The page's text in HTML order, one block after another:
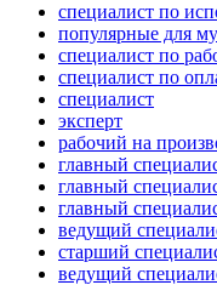
специалист по
популярные для
специалист по
специалист по
специалист
эксперт
рабочий на
главный
главный
главный
ведущий
старший
ведущий